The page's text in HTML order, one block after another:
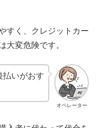
すく、クレジットカー
大変危険です。
オペレーター
払いがおす